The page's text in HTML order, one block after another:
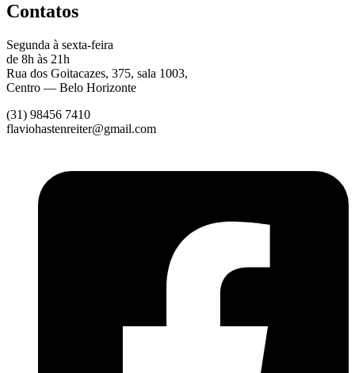
Contatos
Segunda à sexta-feira
de 8h às 21h
Rua dos Goitacazes, 375, sala 1003,
Centro — Belo Horizonte
(31) 98456 7410
flaviohastenreiter@gmail.com